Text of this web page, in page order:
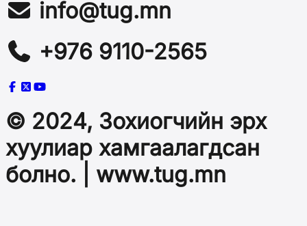
info@tug.mn
+976 9110-2565
© 2024, Зохиогчийн эрх
хуулиар хамгаалагдсан
болно. | www.tug.mn